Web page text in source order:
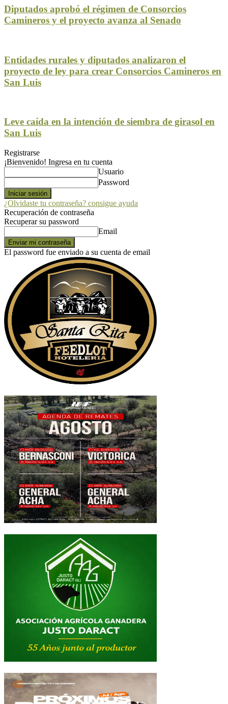
Diputados aprobó el régimen de Consorcios
Camineros y el proyecto avanza al Senado
Entidades rurales y diputados analizaron el
proyecto de ley para crear Consorcios Camineros en
San Luis
Leve caída en la intención de siembra de girasol en
San Luis
Registrarse
¡Bienvenido! Ingresa en tu cuenta
Usuario
Password
¿Olvidaste tu contraseña? consigue ayuda
Recuperación de contraseña
Recuperar su password
Email
El password fue enviado a su cuenta de email